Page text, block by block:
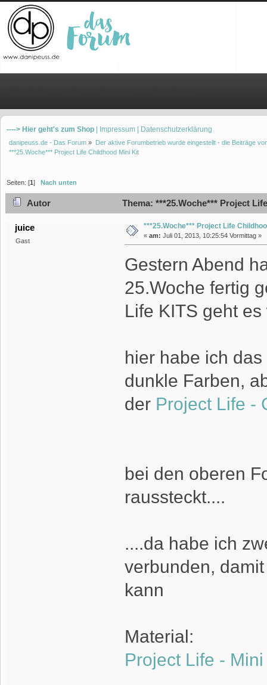
----> Hier geht's zum Shop | Impressum | Datenschutzerklärung
danipeuss.de - Das Forum » Der aktive Forumbetrieb wurde eingestellt - die Beiträge
***25.Woche*** Project Life Childhood Mini Kit
Seiten: [1] Nach unten
Autor Thema: ***25.Woche*** Project
juice
Gast
***25.Woche*** Project Life
« am: Juli 01, 2013, 10:25:54 Vormittag »
Gestern Abend
25.Woche fertig
Life KITS geht
hier habe ich
dunkle Farben,
der Project Life -
bei den oberen
raussteckt....
....da habe ich
verbunden,
kann
Material:
Project Life -